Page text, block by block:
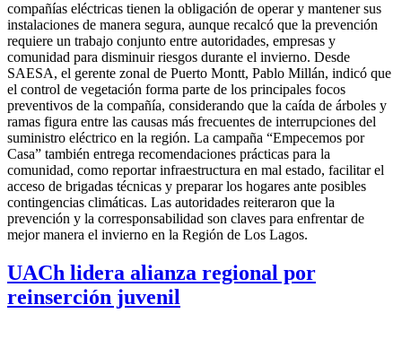
compañías eléctricas tienen la obligación de operar y mantener sus
instalaciones de manera segura, aunque recalcó que la prevención
requiere un trabajo conjunto entre autoridades, empresas y
comunidad para disminuir riesgos durante el invierno. Desde
SAESA, el gerente zonal de Puerto Montt, Pablo Millán, indicó que
el control de vegetación forma parte de los principales focos
preventivos de la compañía, considerando que la caída de árboles y
ramas figura entre las causas más frecuentes de interrupciones del
suministro eléctrico en la región. La campaña “Empecemos por
Casa” también entrega recomendaciones prácticas para la
comunidad, como reportar infraestructura en mal estado, facilitar el
acceso de brigadas técnicas y preparar los hogares ante posibles
contingencias climáticas. Las autoridades reiteraron que la
prevención y la corresponsabilidad son claves para enfrentar de
mejor manera el invierno en la Región de Los Lagos.
UACh lidera alianza regional por
reinserción juvenil